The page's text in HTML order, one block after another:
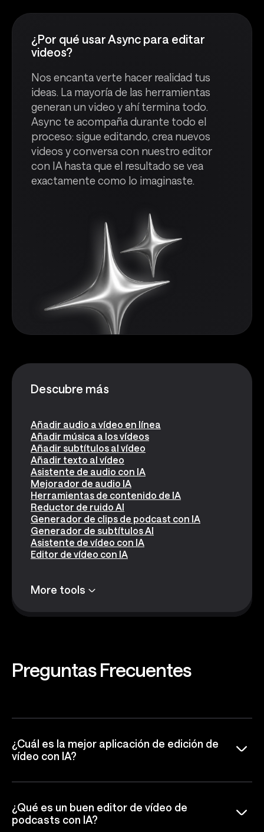
¿Por qué usar Async para editar
videos?
Nos encanta verte hacer realidad tus
ideas. La mayoría de las herramientas
generan un video y ahí termina todo.
Async te acompaña durante todo el
proceso: sigue editando, crea nuevos
videos y conversa con nuestro editor
con IA hasta que el resultado se vea
exactamente como lo imaginaste.
Descubre más
Añadir audio a vídeo en línea
Añadir música a los vídeos
Añadir subtítulos al vídeo
Añadir texto al vídeo
Asistente de audio con IA
Mejorador de audio IA
Herramientas de contenido de IA
Reductor de ruido AI
Generador de clips de podcast con IA
Generador de subtítulos AI
Asistente de vídeo con IA
Editor de vídeo con IA
More tools
PreguntasFrecuentes
¿Cuál es la mejor aplicación de edición de
vídeo con IA?
¿Qué es un buen editor de vídeo de
podcasts con IA?